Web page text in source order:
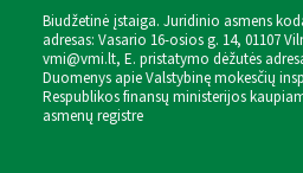
Biudžetinė įstaiga. Juridinio asmens
adresas: Vasario 16-osios g. 14, 01107
vmi@vmi.lt, E. pristatymo dėžutės
Duomenys apie Valstybinę mokesčių
Respublikos finansų ministerijos
asmenų registre